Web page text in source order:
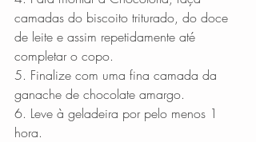
camadas do biscoito triturado, do doce
de leite e assim repetidamente até
completar o copo.
5. Finalize com uma fina camada da
ganache de chocolate amargo.
6. Leve à geladeira por pelo menos 1
hora.